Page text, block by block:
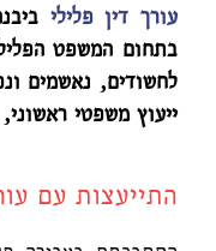
עורך דין פלילי
בתחום המשפט
לחשודים, נאשמים
ייעוץ משפטי
התייעצות עם